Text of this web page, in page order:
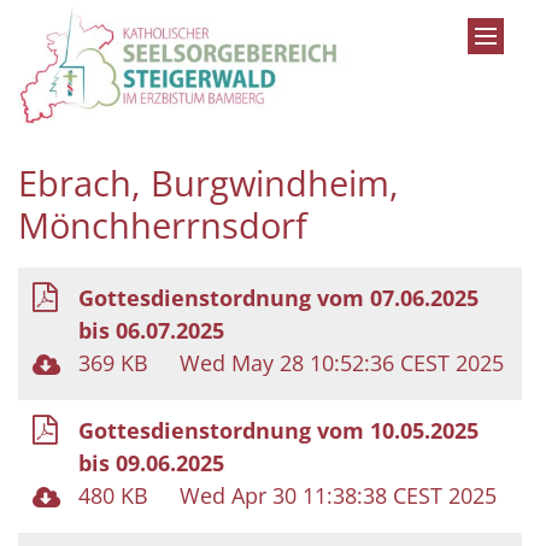
Zum Inhalt springen
Ebrach, Burgwindheim,
Mönchherrnsdorf
Gottesdienstordnung vom 07.06.2025
bis 06.07.2025
369 KB
Wed May 28 10:52:36 CEST 2025
Gottesdienstordnung vom 10.05.2025
bis 09.06.2025
480 KB
Wed Apr 30 11:38:38 CEST 2025